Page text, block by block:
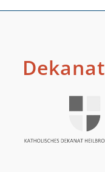
Dekanat